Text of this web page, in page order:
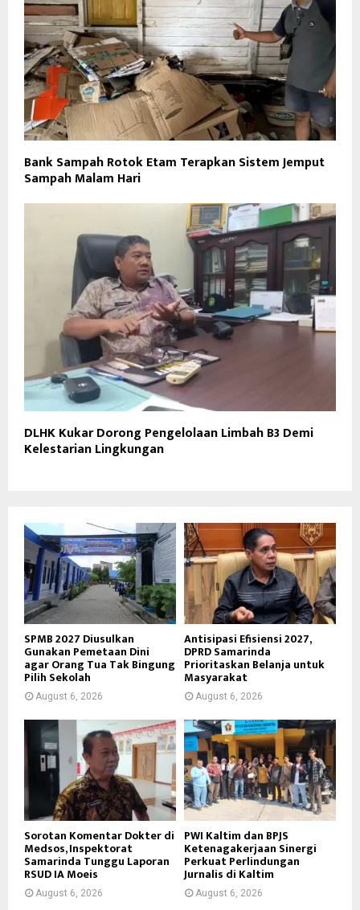
Bank Sampah Rotok Etam Terapkan Sistem Jemput
Sampah Malam Hari
DLHK Kukar Dorong Pengelolaan Limbah B3 Demi
Kelestarian Lingkungan
SPMB 2027 Diusulkan
Gunakan Pemetaan Dini
agar Orang Tua Tak Bingung
Pilih Sekolah
August 6, 2026
Antisipasi Efisiensi 2027,
DPRD Samarinda
Prioritaskan Belanja untuk
Masyarakat
August 6, 2026
Sorotan Komentar Dokter di
Medsos, Inspektorat
Samarinda Tunggu Laporan
RSUD IA Moeis
August 6, 2026
PWI Kaltim dan BPJS
Ketenagakerjaan Sinergi
Perkuat Perlindungan
Jurnalis di Kaltim
August 6, 2026